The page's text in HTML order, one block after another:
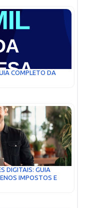
COMPLETO DA
DIGITAIS: GUIA
IMPOSTOS E